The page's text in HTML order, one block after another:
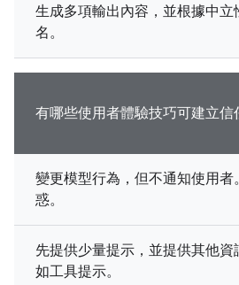
生成多項輸出內容，並根據中立
名。
有哪些使用者體驗技巧可建立信
變更模型行為，但不通知使用者
惑。
先提供少量提示，並提供其他資
如工具提示。